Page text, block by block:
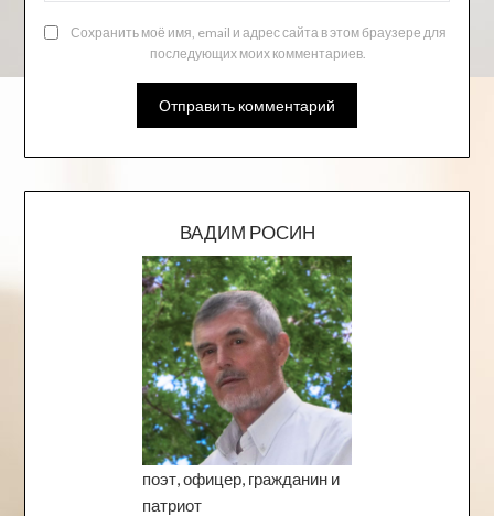
Сохранить моё имя, email и адрес сайта в этом браузере для
последующих моих комментариев.
ВАДИМ РОСИН
поэт, офицер, гражданин и
патриот